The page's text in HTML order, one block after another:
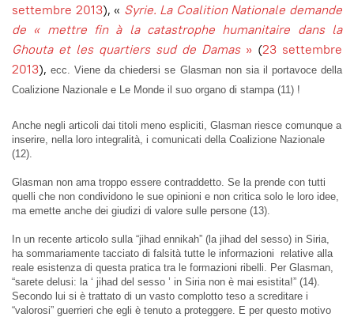
settembre 2013), « Syrie. La Coalition Nationale demande
de « mettre fin à la catastrophe humanitaire dans la
Ghouta et les quartiers sud de Damas» (23 settembre
2013),ecc. Viene da chiedersi se Glasman non sia il portavoce della
Coalizione Nazionale e Le Monde il suo organo di stampa (11) !
Anche negli articoli dai titoli meno espliciti, Glasman riesce comunque a
inserire, nella loro integralità, i comunicati della Coalizione Nazionale
(12).
Glasman non ama troppo essere contraddetto. Se la prende con tutti
quelli che non condividono le sue opinioni e non critica solo le loro idee,
ma emette anche dei giudizi di valore sulle persone (13).
In un recente articolo sulla “jihad ennikah” (la jihad del sesso) in Siria,
ha sommariamente tacciato di falsità tutte le informazioni relative alla
reale esistenza di questa pratica tra le formazioni ribelli. Per Glasman,
“sarete delusi: la ‘ jihad del sesso ’ in Siria non è mai esistita!” (14).
Secondo lui si è trattato di un vasto complotto teso a screditare i
“valorosi” guerrieri che egli è tenuto a proteggere. E per questo motivo